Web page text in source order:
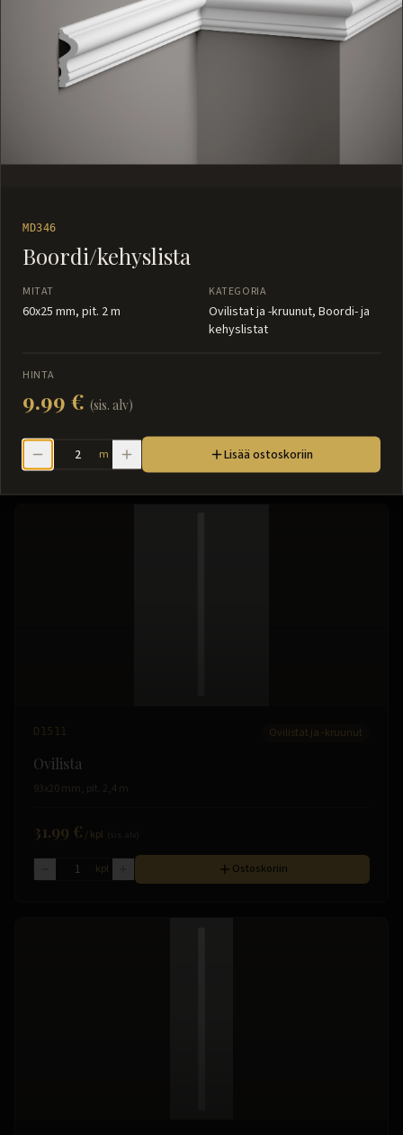
Ovilistat ja -kruunut
D1511 Ovilistat ja -kruunut
Ovilista
93x20 mm, pit. 2,4 m
31.99 € /kpl
kpl Ostoskoriin
MD346
Boordi/kehyslista
MITAT
60x25 mm, pit. 2 m
KATEGORIA
Ovilistat ja -kruunut, Boordi- ja
kehyslistat
HINTA
9.99 € (sis. alv)
m Lisää ostoskoriin